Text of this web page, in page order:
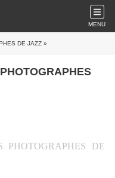
MENU
DE JAZZ »
PHOTOGRAPHES DE